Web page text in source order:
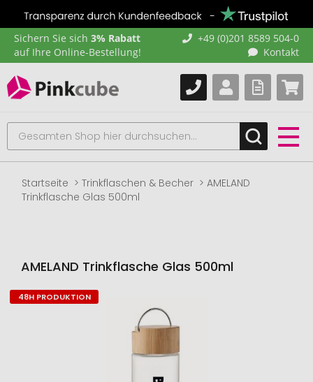
Sichern Sie sich 3% Rabatt
auf Ihre Online-Bestellung!
+49 (0)201 8589 504-0
Kontakt
Startseite Trinkflaschen & Becher
AMELAND
Trinkflasche Glas 500ml
AMELAND Trinkflasche Glas 500ml
Zum
48H PRODUKTION